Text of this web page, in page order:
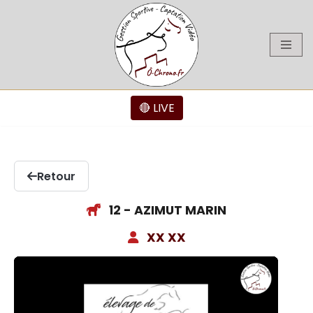
🔴 LIVE
Retour
12 - AZIMUT MARIN
XX XX